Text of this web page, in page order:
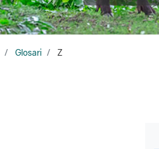
Glosari Z